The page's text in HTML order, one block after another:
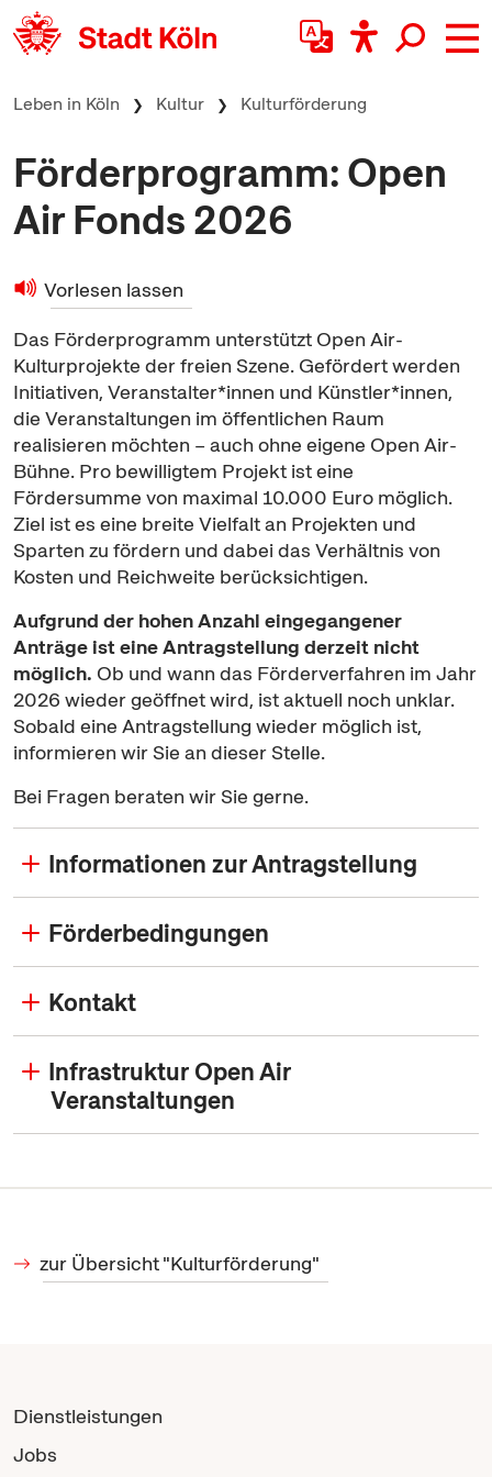
zum Inhalt springen
Leben in Köln Kultur Kulturförderung
Förderprogramm: Open
Air Fonds 2026
Vorlesen lassen
Das Förderprogramm unterstützt Open Air-
Kulturprojekte der freien Szene. Gefördert werden
Initiativen, Veranstalter*innen und Künstler*innen,
die Veranstaltungen im öffentlichen Raum
realisieren möchten – auch ohne eigene Open Air-
Bühne. Pro bewilligtem Projekt ist eine
Fördersumme von maximal 10.000 Euro möglich.
Ziel ist es eine breite Vielfalt an Projekten und
Sparten zu fördern und dabei das Verhältnis von
Kosten und Reichweite berücksichtigen.
Aufgrund der hohen Anzahl eingegangener
Anträge ist eine Antragstellung derzeit nicht
möglich. Ob und wann das Förderverfahren im Jahr
2026 wieder geöffnet wird, ist aktuell noch unklar.
Sobald eine Antragstellung wieder möglich ist,
informieren wir Sie an dieser Stelle.
Bei Fragen beraten wir Sie gerne.
Informationen zur Antragstellung
Förderbedingungen
Kontakt
Infrastruktur Open Air
Veranstaltungen
zur Übersicht "Kulturförderung"
Dienstleistungen
Jobs